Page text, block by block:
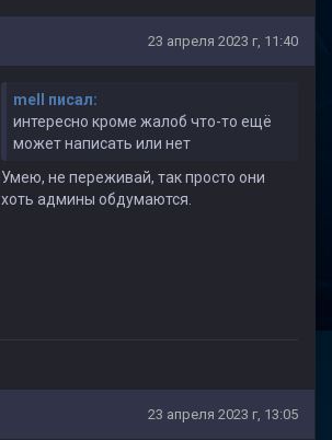
23 апреля 2023 г, 11:40
mell писал:
интересно кроме жалоб что-то ещё
может написать или нет
Умею, не переживай, так просто они
хоть админы обдумаются.
23 апреля 2023 г, 13:05